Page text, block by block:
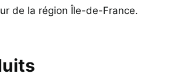
de la région Île-de-France.